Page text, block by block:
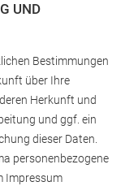
UND
Bestimmungen
über Ihre
Herkunft und
und ggf. ein
dieser Daten.
personenbezogene
Impressum